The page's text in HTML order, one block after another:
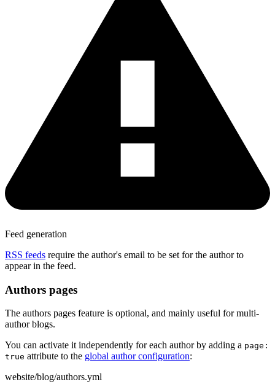
Feed generation
RSS feeds require the author's email to be set for the author to
appear in the feed.
Authors pages
The authors pages feature is optional, and mainly useful for multi-
author blogs.
You can activate it independently for each author by adding a page:
true attribute to the global author configuration:
website/blog/authors.yml